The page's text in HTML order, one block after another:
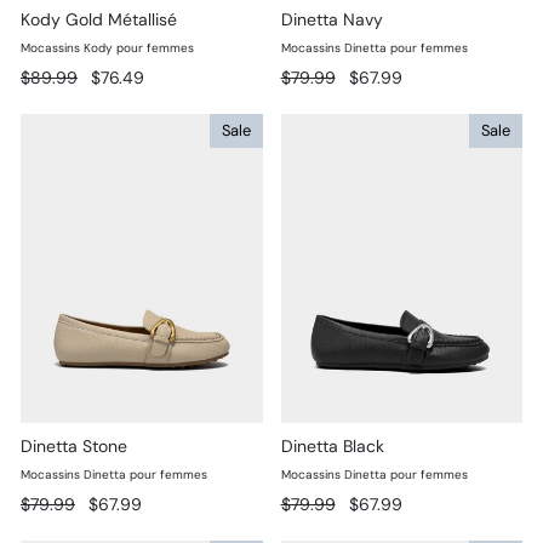
Kody Gold Métallisé
Mocassins Kody pour femmes
Prix
$89.99
Prix
$76.49
Dinetta Navy
Mocassins Dinetta pour femmes
Prix
$79.99
Prix
$67.99
Sale
Dinetta Stone
Mocassins Dinetta pour femmes
Prix
$79.99
Prix
$67.99
Sale
Dinetta Black
Mocassins Dinetta pour femmes
Prix
$79.99
Prix
$67.99